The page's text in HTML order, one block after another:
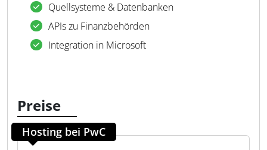
Quellsysteme & Datenbanken
APIs zu Finanzbehörden
Integration in Microsoft
Preise
Hosting bei PwC